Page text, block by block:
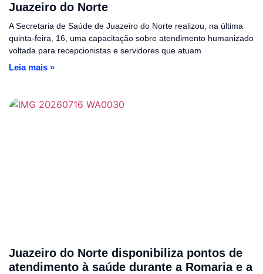
Juazeiro do Norte
A Secretaria de Saúde de Juazeiro do Norte realizou, na última
quinta-feira, 16, uma capacitação sobre atendimento humanizado
voltada para recepcionistas e servidores que atuam
Leia mais »
Juazeiro do Norte disponibiliza pontos de
atendimento à saúde durante a Romaria e a